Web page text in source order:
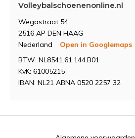
Volleybalschoenenonline.nl
Wegastraat 54
2516 AP DEN HAAG
Nederland
Open in Googlemaps
BTW: NL8541.61.144.B01
KvK: 61005215
IBAN: NL21 ABNA 0520 2257 32